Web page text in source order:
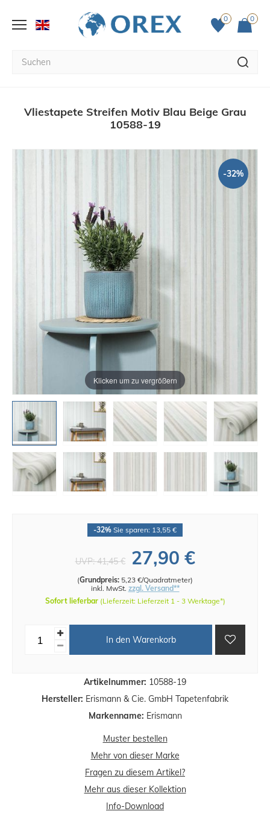
0 0
Vliestapete Streifen Motiv Blau Beige Grau
10588-19
Klicken um zu vergrößern
-32%
Artikelnummer: 10588-19
Hersteller: Erismann & Cie. GmbH Tapetenfabrik
Markenname: Erismann
-32% Sie sparen: 13,55 €
UVP:41,45 € 27,90 €
(Grundpreis: 5,23 €/Quadratmeter)
inkl. MwSt. zzgl. Versand**
Sofort lieferbar (Lieferzeit: Lieferzeit 1 - 3 Werktage*)
In den Warenkorb
Muster bestellen
Mehr von dieser Marke
Fragen zu diesem Artikel?
Mehr aus dieser Kollektion
Info-Download